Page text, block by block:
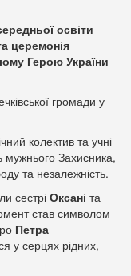
освіти
церемонія
Герою України
громади у
колектив та учні
Захисника,
та незалежність.
сестрі Оксані та
став символом
Петра
у серцях рідних,